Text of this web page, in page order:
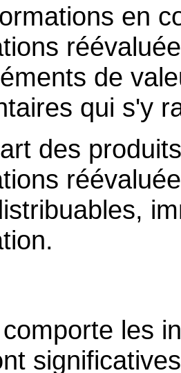
en
de
qui s'y
des
comporte les